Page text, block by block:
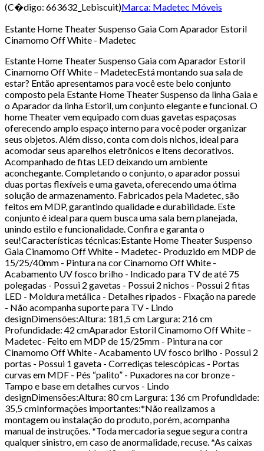
(C�digo: 663632_Lebiscuit)Marca: Madetec Móveis
Estante Home Theater Suspenso Gaia Com Aparador Estoril
Cinamomo Off White - Madetec
Estante Home Theater Suspenso Gaia com Aparador Estoril
Cinamomo Off White – MadetecEstá montando sua sala de
estar? Então apresentamos para você este belo conjunto
composto pela Estante Home Theater Suspenso da linha Gaia e
o Aparador da linha Estoril, um conjunto elegante e funcional. O
home Theater vem equipado com duas gavetas espaçosas
oferecendo amplo espaço interno para você poder organizar
seus objetos. Além disso, conta com dois nichos, ideal para
acomodar seus aparelhos eletrônicos e itens decorativos.
Acompanhado de fitas LED deixando um ambiente
aconchegante. Completando o conjunto, o aparador possui
duas portas flexíveis e uma gaveta, oferecendo uma ótima
solução de armazenamento. Fabricados pela Madetec, são
feitos em MDP, garantindo qualidade e durabilidade. Este
conjunto é ideal para quem busca uma sala bem planejada,
unindo estilo e funcionalidade. Confira e garanta o
seu!Características técnicas:Estante Home Theater Suspenso
Gaia Cinamomo Off White – Madetec- Produzido em MDP de
15/25/40mm - Pintura na cor Cinamomo Off White -
Acabamento UV fosco brilho - Indicado para TV de até 75
polegadas - Possui 2 gavetas - Possui 2 nichos - Possui 2 fitas
LED - Moldura metálica - Detalhes ripados - Fixação na parede
- Não acompanha suporte para TV - Lindo
designDimensões:Altura: 181,5 cm Largura: 216 cm
Profundidade: 42 cmAparador Estoril Cinamomo Off White –
Madetec- Feito em MDP de 15/25mm - Pintura na cor
Cinamomo Off White - Acabamento UV fosco brilho - Possui 2
portas - Possui 1 gaveta - Corrediças telescópicas - Portas
curvas em MDF - Pés “palito” - Puxadores na cor bronze -
Tampo e base em detalhes curvos - Lindo
designDimensões:Altura: 80 cm Largura: 136 cm Profundidade:
35,5 cmInformações importantes:*Não realizamos a
montagem ou instalação do produto, porém, acompanha
manual de instruções. *Toda mercadoria segue segura contra
qualquer sinistro, em caso de anormalidade, recuse. *As caixas